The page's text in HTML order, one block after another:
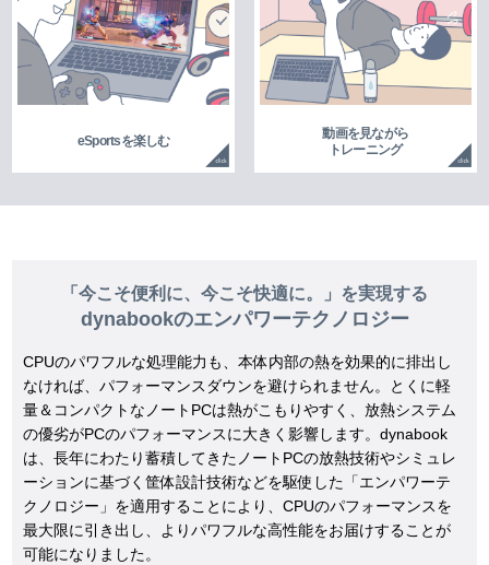
eSportsを楽しむ
動画を見ながら
トレーニング
「今こそ便利に、今こそ快適に。」を実現する
dynabookのエンパワーテクノロジー
CPUのパワフルな処理能力も、本体内部の熱を効果的に排出し
なければ、パフォーマンスダウンを避けられません。とくに軽
量＆コンパクトなノートPCは熱がこもりやすく、放熱システム
の優劣がPCのパフォーマンスに大きく影響します。dynabook
は、長年にわたり蓄積してきたノートPCの放熱技術やシミュレ
ーションに基づく筐体設計技術などを駆使した「エンパワーテ
クノロジー」を適用することにより、CPUのパフォーマンスを
最大限に引き出し、よりパワフルな高性能をお届けすることが
可能になりました。